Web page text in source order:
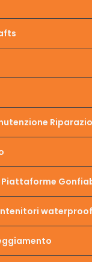
Piattaforme
waterproof